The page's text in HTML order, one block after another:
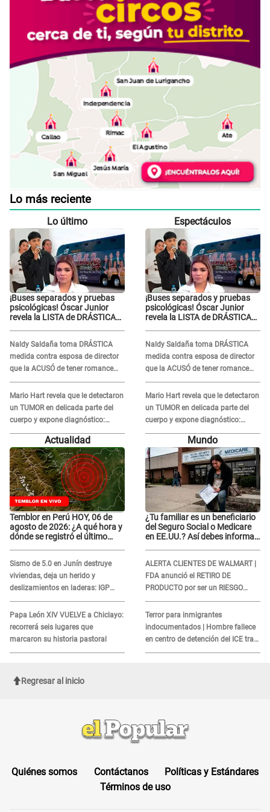
Lo más reciente
Lo último
¡Buses separados y pruebas
psicológicas! Óscar Junior
revela la LISTA de DRÁSTICAS
en 'La Bella Luz' tras caso
Naldy Saldaña
Naldy Saldaña toma DRÁSTICA
medida contra esposa de director
que la ACUSÓ de tener romance
con él: "Muy triste..."
Mario Hart revela que le detectaron
un TUMOR en delicada parte del
cuerpo y expone diagnóstico:
"Dolores muy fuertes..."
Espectáculos
¡Buses separados y pruebas
psicológicas! Óscar Junior
revela la LISTA de DRÁSTICAS
en 'La Bella Luz' tras caso
Naldy Saldaña
Naldy Saldaña toma DRÁSTICA
medida contra esposa de director
que la ACUSÓ de tener romance
con él: "Muy triste..."
Mario Hart revela que le detectaron
un TUMOR en delicada parte del
cuerpo y expone diagnóstico:
"Dolores muy fuertes..."
Actualidad
Temblor en Perú HOY, 06 de
agosto de 2026: ¿A qué hora y
dónde se registró el último
Sismo de 5.0 en Junín destruye
viviendas, deja un herido y
deslizamientos en laderas: IGP
alerta sobre posibles réplicas
Papa León XIV VUELVE a Chiclayo:
recorrerá seis lugares que
marcaron su historia pastoral
Mundo
¿Tu familiar es un beneficiario
del Seguro Social o Medicare
en EE.UU.? Así debes informar
ALERTA CLIENTES DE WALMART |
FDA anunció el RETIRO DE
PRODUCTO por ser un RIESGO
MORTAL para consumidores: ¿Cuál
es?
Terror para inmigrantes
indocumentados | Hombre fallece
en centro de detención del ICE tras
sufrir una "emergencia médica"
Regresar al inicio
Quiénes somos Contáctanos
Políticas y Estándares
Términos de uso